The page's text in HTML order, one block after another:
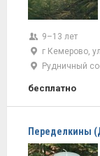
9–13 лет
г Кемерово,
Рудничный
бесплатно
Переделкины